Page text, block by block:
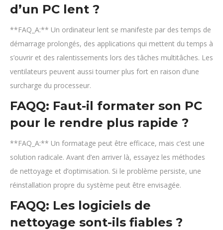
d’un PC lent ?
**FAQ_A:** Un ordinateur lent se manifeste par des temps de
démarrage prolongés, des applications qui mettent du temps à
s’ouvrir et des ralentissements lors des tâches multitâches. Les
ventilateurs peuvent aussi tourner plus fort en raison d’une
surcharge du processeur.
FAQQ: Faut-il formater son PC
pour le rendre plus rapide ?
**FAQ_A:** Un formatage peut être efficace, mais c’est une
solution radicale. Avant d’en arriver là, essayez les méthodes
de nettoyage et d’optimisation. Si le problème persiste, une
réinstallation propre du système peut être envisagée.
FAQQ: Les logiciels de
nettoyage sont-ils fiables ?